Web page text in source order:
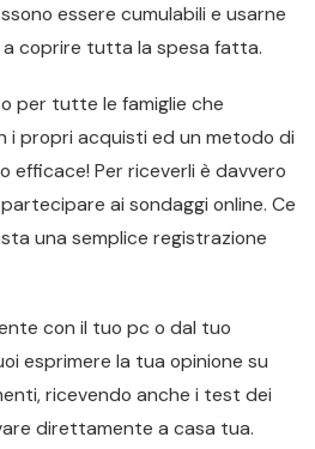
essere cumulabili e usarne
a coprire tutta la spesa fatta.
per tutte le famiglie che
i propri acquisti ed un metodo di
Per riceverli è davvero
ai sondaggi online. Ce
una semplice registrazione
con il tuo pc o dal tuo
esprimere la tua opinione su
ricevendo anche i test dei
direttamente a casa tua.